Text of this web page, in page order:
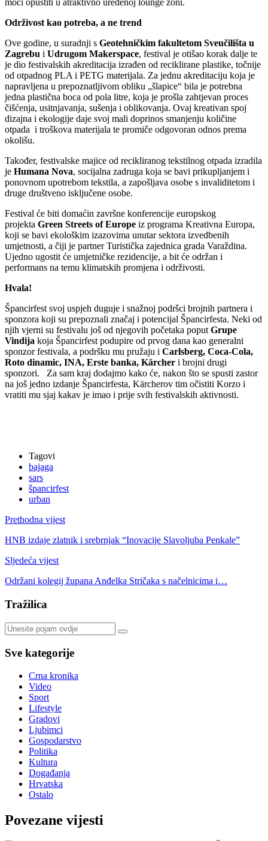
moći opustiti u atraktivno uređenoj lounge zoni.
Održivost kao potreba, a ne trend
Ove godine, u suradnji s Geotehničkim fakultetom Sveučilišta u
Zagrebu i Udrugom Makerspace, festival je otišao korak dalje te
je dio festivalskih akreditacija izrađen od reciklirane plastike, točnije
od otpadnog PLA i PETG materijala. Za jednu akreditaciju koja je
napravljena u prepoznatljivom obliku „šlapice“ bila je potrebna
jedna plastična boca od pola litre, koja je prošla zahtjevan proces
čišćenja, usitnjavanja, sušenja i oblikovanja. Ovaj kreativan spoj
dizajna i ekologije daje svoj mali doprinos smanjenju količine
otpada i troškova materijala te promiče odgovoran odnos prema
okolišu.
Također, festivalske majice od recikliranog tekstilnog otpada izradila
je Humana Nova, socijalna zadruga koja se bavi prikupljanjem i
ponovnom upotrebom tekstila, a zapošljava osobe s invaliditetom i
druge društveno isključene osobe.
Festival će biti domaćin završne konferencije europskog
projekta Green Streets of Europe iz programa Kreativna Europa,
koji se bavi ekološkim izazovima unutar sektora izvedbenih
umjetnosti, a čiji je partner Turistička zajednica grada Varaždina.
Ujedno ugostit će umjetničke rezidencije, a bit će održan i
performans na temu klimatskih promjena i održivosti.
Hvala!
Špancirfest svoj uspjeh duguje i snažnoj podršci brojnih partnera i
sponzora koji su prepoznali značaj i potencijal Špancirfesta. Neki od
njih vjerni su festivalu još od njegovih početaka poputGrupe
Vindija koja Špancirfest podupire od prvog dana kao generalni
sponzor festivala, a podršku mu pružaju i Carlsberg, Coca-Cola,
Roto dinamic, INA, Erste banka, Kärcher i brojni drugi
sponzori. Za sam kraj dodajmo kako će, nakon što se spusti zastor
na još jedno izdanje Špancirfesta, Kärcherov tim očistiti Korzo i
vratiti mu sjaj kakav je imao i prije svih festivalskih aktivnosti.
Tagovi
bajaga
sars
špancirfest
urban
Prethodna vijest
HNB izdaje zlatnik i srebrnjak “Inovacije Slavoljuba Penkale”
Sljedeća vijest
Održani kolegij župana Anđelka Stričaka s načelnicima i…
Tražilica
Sve kategorije
Crna kronika
Video
Sport
Lifestyle
Gradovi
Ljubimci
Gospodarstvo
Politika
Kultura
Događanja
Hrvatska
Ostalo
Povezane vijesti